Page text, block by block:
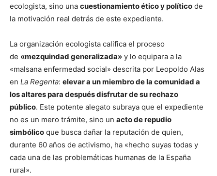
ecologista, sino una cuestionamiento ético y político de
la motivación real detrás de este expediente.
La organización ecologista califica el proceso
de «mezquindad generalizada» y lo equipara a la
«malsana enfermedad social» descrita por Leopoldo Alas
en La Regenta: elevar a un miembro de la comunidad a
los altares para después disfrutar de su rechazo
público. Este potente alegato subraya que el expediente
no es un mero trámite, sino un acto de repudio
simbólico que busca dañar la reputación de quien,
durante 60 años de activismo, ha «hecho suyas todas y
cada una de las problemáticas humanas de la España
rural».